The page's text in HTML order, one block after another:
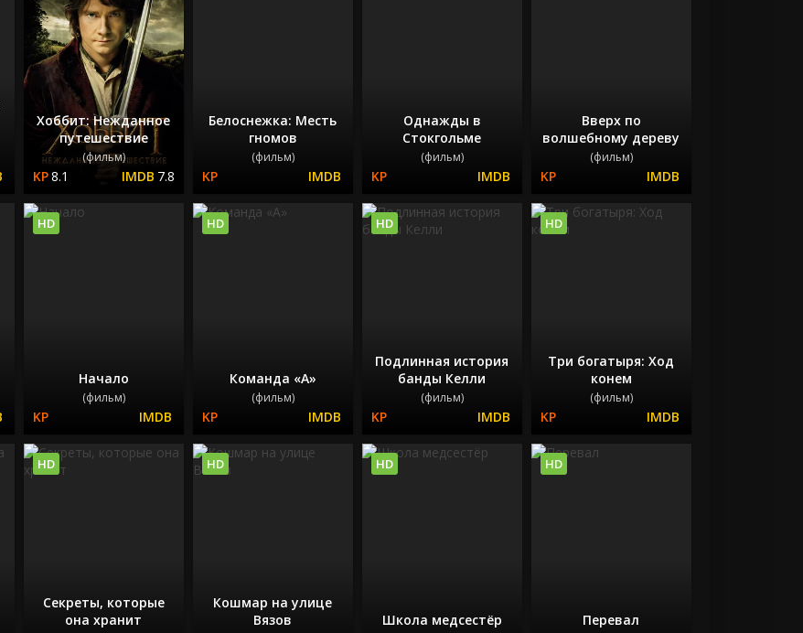
Хоббит: Нежданное
путешествие
(фильм)
8.1 7.8
Белоснежка: Месть
гномов
(фильм)
Однажды в
Стокгольме
(фильм)
Вверх по
волшебному дереву
(фильм)
Начало
(фильм)
HD
Команда «А»
(фильм)
HD
Подлинная история
банды Келли
(фильм)
HD
Три богатыря: Ход
конем
(фильм)
HD
Секреты, которые
она хранит
HD
Кошмар на улице
Вязов
HD
Школа медсестёр
HD
Перевал
HD